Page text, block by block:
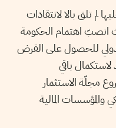
لم تلق بالا لانتقادات
انصبّ اهتمام الحكومة
للحصول على القرض
باقي
مجلّة الاستثمار
والمؤسسات المالية